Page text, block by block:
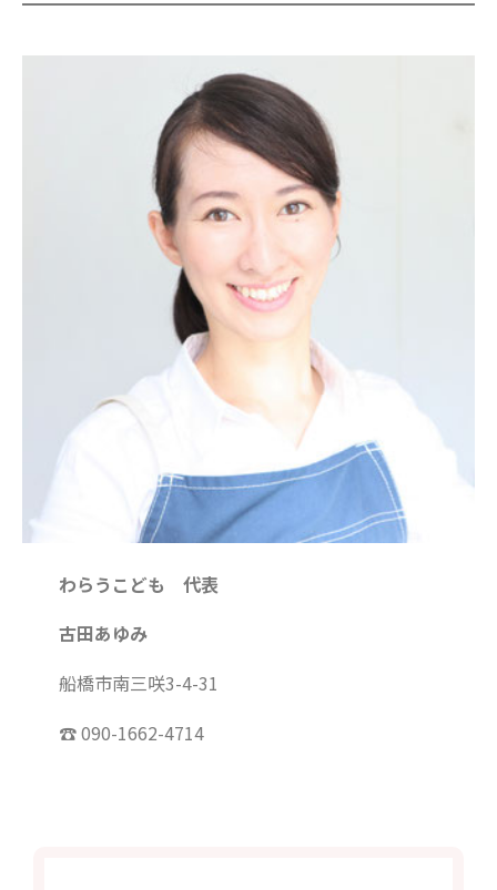
2023年7月
2023年6月
2023年5月
2023年4月
2023年3月
2023年2月
2023年1月
2022年12月
2022年11月
2022年10月
2022年9月
2022年8月
2022年7月
2022年6月
2022年5月
わらうこども 代表
古田あゆみ
船橋市南三咲3-4-31
☎ 090-1662-4714